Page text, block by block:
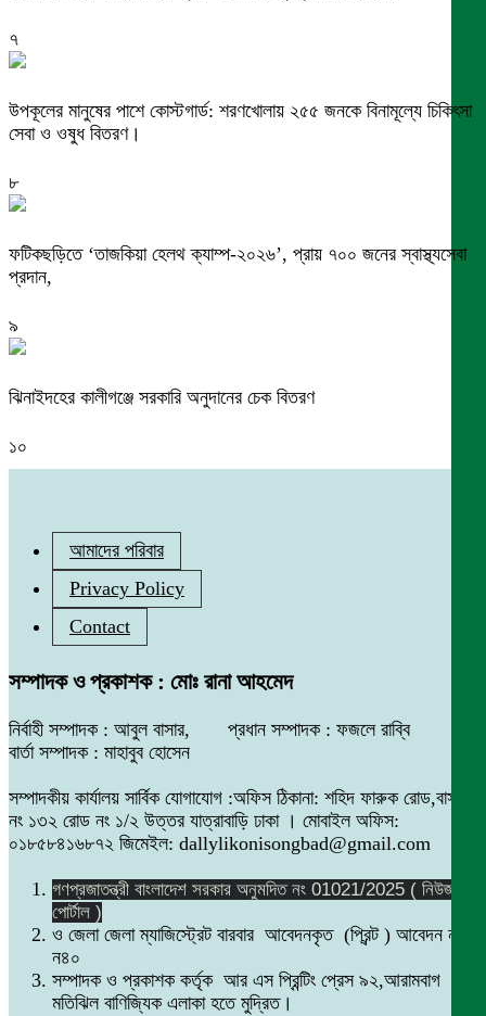
৭
উপকূলের মানুষের পাশে কোস্টগার্ড: শরণখোলায় ২৫৫ জনকে বিনামূল্যে চিকিৎসা
সেবা ও ওষুধ বিতরণ।
৮
ফটিকছড়িতে ‘তাজকিয়া হেলথ ক্যাম্প-২০২৬’, প্রায় ৭০০ জনের স্বাস্থ্যসেবা
প্রদান,
৯
ঝিনাইদহের কালীগঞ্জে সরকারি অনুদানের চেক বিতরণ
১০
আমাদের পরিবার
Privacy Policy
Contact
সম্পাদক ও প্রকাশক : মোঃ রানা আহমেদ
নির্বাহী সম্পাদক : আবুল বাসার, প্রধান সম্পাদক : ফজলে রাব্বি
বার্তা সম্পাদক : মাহাবুব হোসেন
সম্পাদকীয় কার্যালয় সার্বিক যোগাযোগ :অফিস ঠিকানা: শহিদ ফারুক রোড,বাসা
নং ১৩২ রোড নং ১/২ উত্তর যাত্রাবাড়ি ঢাকা । মোবাইল অফিস:
০১৮৫৮৪১৬৮৭২ জিমেইল: dallylikonisongbad@gmail.com
গণপ্রজাতন্ত্রী বাংলাদেশ সরকার অনুমদিত নং 01021/2025 ( নিউজ
পোর্টাল )
ও জেলা জেলা ম্যাজিস্ট্রেট বারবার আবেদনকৃত (প্রিন্ট ) আবেদন নং
ন৪০
সম্পাদক ও প্রকাশক কর্তৃক আর এস প্রিন্টিং প্রেস ৯২,আরামবাগ
মতিঝিল বাণিজ্যিক এলাকা হতে মুদ্রিত।